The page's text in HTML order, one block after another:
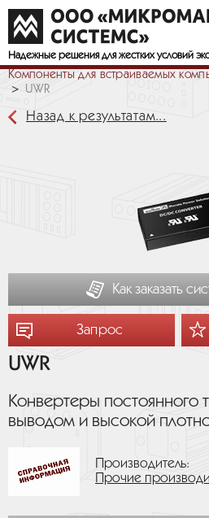
Надежные решения для жестких условий
Компоненты для встраиваемых
UWR
Назад к результатам...
Как заказать
Запрос
UWR
Конвертеры постоянного
выводом и высокой
Производитель:
Прочие